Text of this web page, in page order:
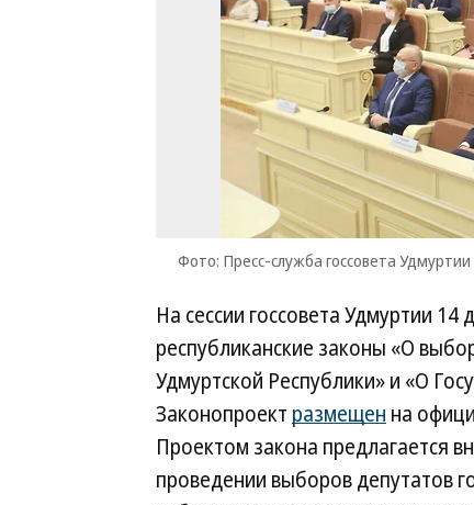
Фото: Пресс-служба госсовета Удмуртии
На сессии госсовета Удмуртии
республиканские законы «О
Удмуртской Республики» и «О
Законопроект размещен на
Проектом закона предлагается
проведении выборов депутатов